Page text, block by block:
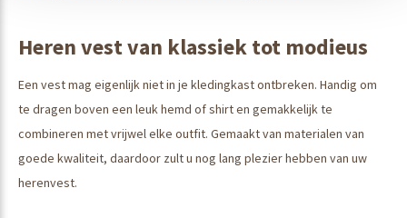
Heren vest van klassiek tot modieus
Een vest mag eigenlijk niet in je kledingkast ontbreken. Handig om
te dragen boven een leuk hemd of shirt en gemakkelijk te
combineren met vrijwel elke outfit. Gemaakt van materialen van
goede kwaliteit, daardoor zult u nog lang plezier hebben van uw
herenvest.